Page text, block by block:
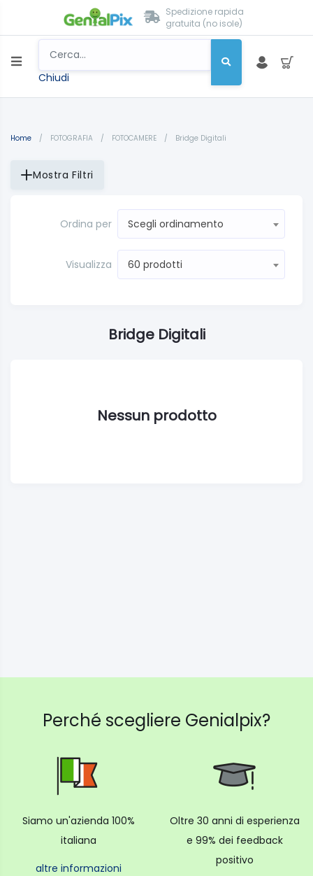
Spedizione rapida
gratuita (no isole)
Chiudi
Home / FOTOGRAFIA / FOTOCAMERE / Bridge Digitali
Mostra Filtri
Ordina per Scegli ordinamento
Visualizza 60 prodotti
Bridge Digitali
Nessun prodotto
Perché scegliere Genialpix?
Siamo un'azienda 100%
italiana
altre informazioni
Oltre 30 anni di esperienza
e 99% dei feedback
positivo